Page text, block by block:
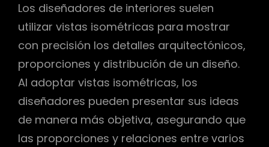
Los diseñadores de interiores suelen
utilizar vistas isométricas para mostrar
con precisión los detalles arquitectónicos,
proporciones y distribución de un diseño.
Al adoptar vistas isométricas, los
diseñadores pueden presentar sus ideas
de manera más objetiva, asegurando que
las proporciones y relaciones entre varios